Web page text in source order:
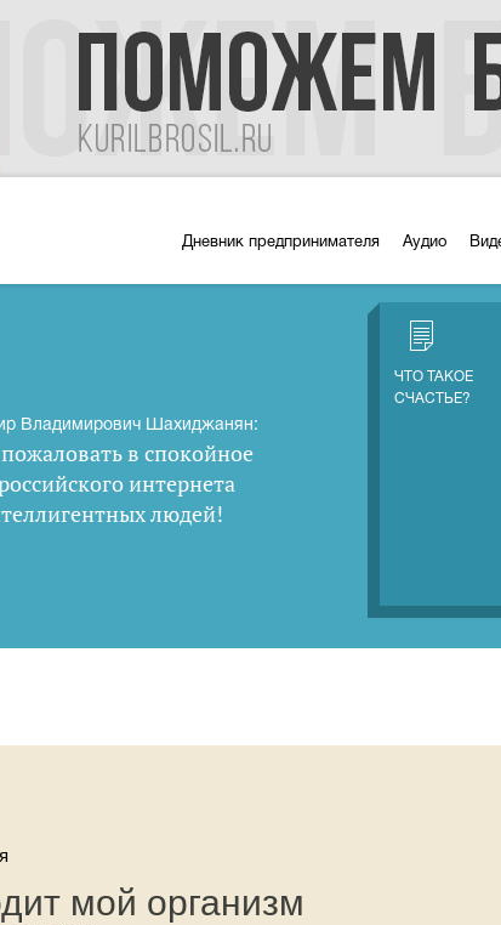
Дневник предпринимателя Аудио
Владимирович Шахиджанян:
в спокойное
интернета
людей!
ЧТО ТАКОЕ
СЧАСТЬЕ?
мой организм